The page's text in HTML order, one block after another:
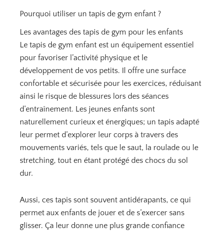
Pourquoi utiliser un tapis de gym enfant ?
Les avantages des tapis de gym pour les enfants
Le tapis de gym enfant est un équipement essentiel
pour favoriser l’activité physique et le
développement de vos petits. Il offre une surface
confortable et sécurisée pour les exercices, réduisant
ainsi le risque de blessures lors des séances
d’entraînement. Les jeunes enfants sont
naturellement curieux et énergiques; un tapis adapté
leur permet d’explorer leur corps à travers des
mouvements variés, tels que le saut, la roulade ou le
stretching, tout en étant protégé des chocs du sol
dur.
Aussi, ces tapis sont souvent antidérapants, ce qui
permet aux enfants de jouer et de s’exercer sans
glisser. Ça leur donne une plus grande confiance